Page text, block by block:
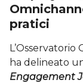
pratici
ha delineato
Engagement